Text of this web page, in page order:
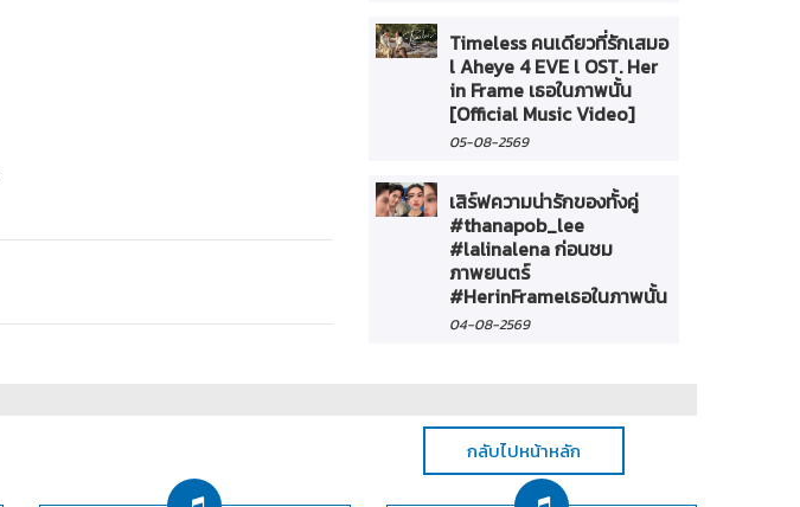
Timeless คนเดียวที่รักเสมอ
l Aheye 4 EVE l OST. Her
in Frame เธอในภาพนั้น
[Official Music Video]
05-08-2569
เสิร์ฟความน่ารักของทั้งคู่
#thanapob_lee
#lalinalena ก่อนชม
ภาพยนตร์
#HerinFrameเธอในภาพนั้น
04-08-2569
กลับไปหน้าหลัก